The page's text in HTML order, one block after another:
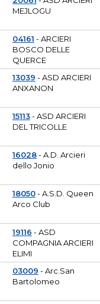
MEJLOGU
04161 - ARCIERI
BOSCO DELLE
QUERCE
13039 - ASD ARCIERI
ANXANON
15113- ASD ARCIERI
DEL TRICOLLE
16028- A.D. Arcieri
dello Jonio
18050- A.S.D. Queen
Arco Club
19116 - ASD
COMPAGNIA ARCIERI
ELIMI
03009 - Arc.San
Bartolomeo